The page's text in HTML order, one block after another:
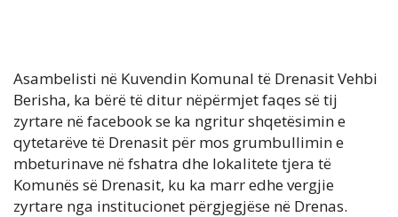
Asambelisti në Kuvendin Komunal të Drenasit Vehbi
Berisha, ka bërë të ditur nëpërmjet faqes së tij
zyrtare në facebook se ka ngritur shqetësimin e
qytetarëve të Drenasit për mos grumbullimin e
mbeturinave në fshatra dhe lokalitete tjera të
Komunës së Drenasit, ku ka marr edhe vergjie
zyrtare nga institucionet përgjegjëse në Drenas.